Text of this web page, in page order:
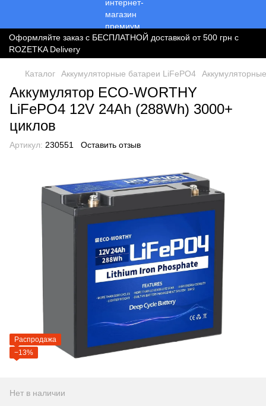
Оформляйте заказ с БЕСПЛАТНОЙ доставкой от 500 грн с
ROZETKA Delivery
Каталог Аккумуляторные батареи LiFePO4
Аккумулятор ECO-WORTHY
LiFePO4 12V 24Ah (288Wh) 3000+
циклов
Артикул: 230551 Оставить отзыв
Распродажа
−13%
Нет в наличии